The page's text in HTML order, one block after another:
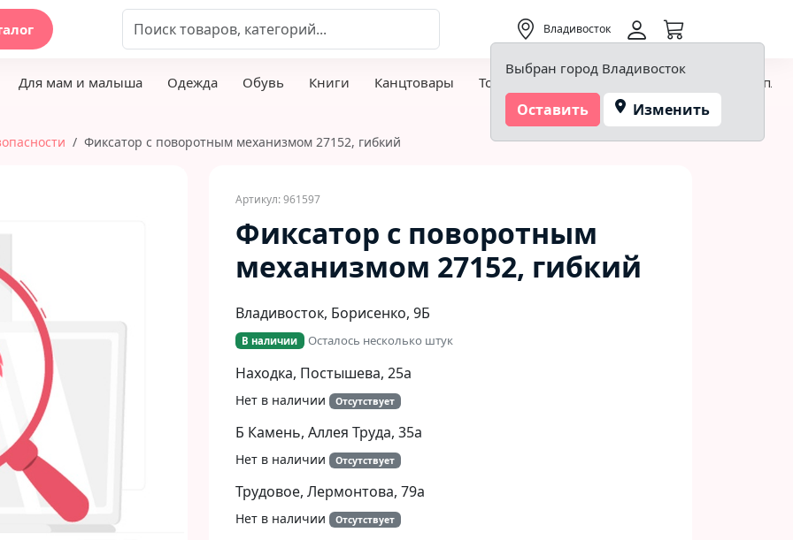
Владивосток
Выбран город Владивосток
Оставить Изменить
Для мам и малыша Одежда Обувь Книги Канцтовары Товары для творчества и хобби Детская
Фиксатор с поворотным механизмом 27152, гибкий
Артикул: 961597
Фиксатор с поворотным
механизмом 27152, гибкий
Владивосток, Борисенко, 9Б​
В наличии Осталось несколько штук
Находка, Постышева, 25а
Нет в наличии Отсутствует
Б Камень, Аллея Труда, 35а
Нет в наличии Отсутствует
Трудовое, Лермонтова, 79а
Нет в наличии Отсутствует